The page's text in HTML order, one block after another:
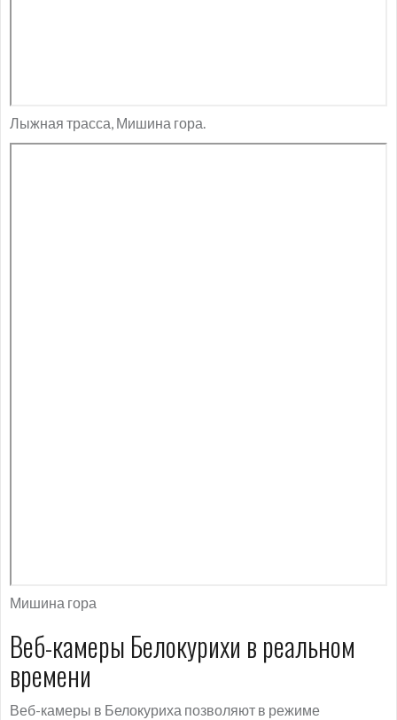
Лыжная трасса, Мишина гора.
Мишина гора
Веб-камеры Белокурихи в реальном
времени
Веб-камеры в Белокуриха позволяют в режиме